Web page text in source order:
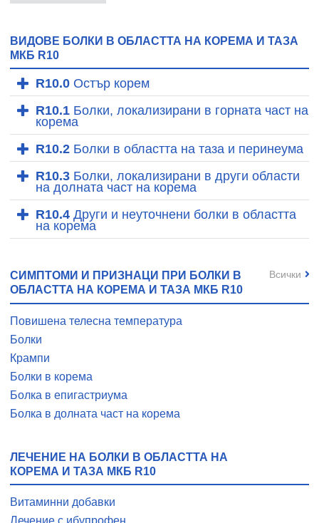
ВИДОВЕ БОЛКИ В ОБЛАСТТА НА КОРЕМА И ТАЗА
МКБ R10
R10.0 Остър корем
R10.1 Болки, локализирани в горната част на
корема
R10.2 Болки в областта на таза и перинеума
R10.3 Болки, локализирани в други области
на долната част на корема
R10.4 Други и неуточнени болки в областта
на корема
СИМПТОМИ И ПРИЗНАЦИ ПРИ БОЛКИ В
ОБЛАСТТА НА КОРЕМА И ТАЗА МКБ R10
Повишена телесна температура
Болки
Крампи
Болки в корема
Болка в епигастриума
Болка в долната част на корема
Всички
ЛЕЧЕНИЕ НА БОЛКИ В ОБЛАСТТА НА
КОРЕМА И ТАЗА МКБ R10
Витаминни добавки
Лечение с ибупрофен